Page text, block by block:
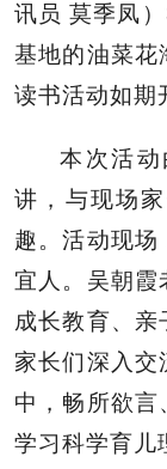
讯员 莫季凤
基地的油菜花
读书活动如期
本次活
讲，与现场
趣。活动现场
宜人。吴朝霞
成长教育、亲
家长们深入交
中，畅所欲言
学习科学育儿